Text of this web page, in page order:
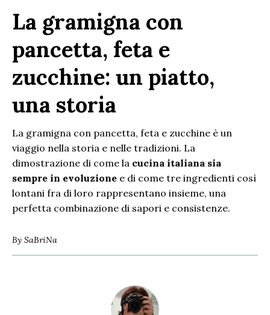
La gramigna con
pancetta, feta e
zucchine: un piatto,
una storia
La gramigna con pancetta, feta e zucchine è un
viaggio nella storia e nelle tradizioni. La
dimostrazione di come la cucina italiana sia
sempre in evoluzione e di come tre ingredienti così
lontani fra di loro rappresentano insieme, una
perfetta combinazione di sapori e consistenze.
By SaBriNa